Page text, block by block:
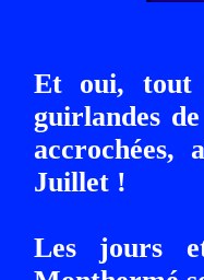
Et oui, tout
guirlandes
accrochées,
Juillet !
Les jours